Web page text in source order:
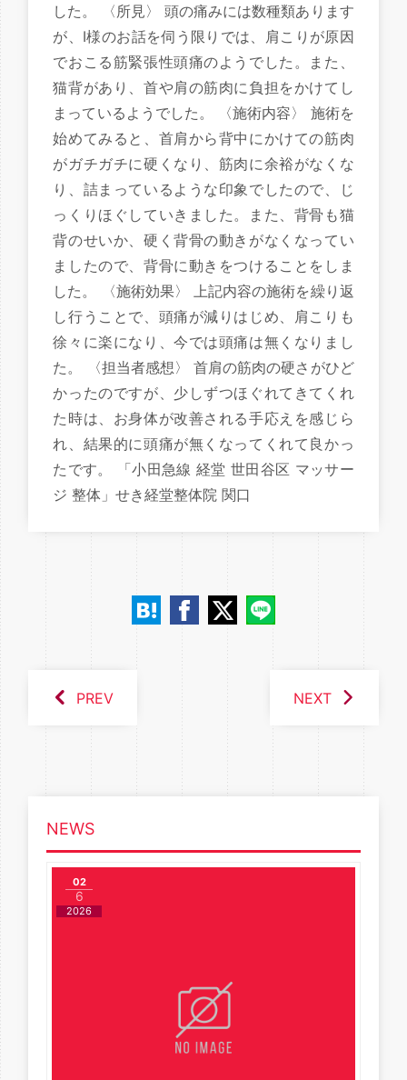
した。 〈所見〉 頭の痛みには数種類あります
が、I様のお話を伺う限りでは、肩こりが原因
でおこる筋緊張性頭痛のようでした。また、
猫背があり、首や肩の筋肉に負担をかけてし
まっているようでした。 〈施術内容〉 施術を
始めてみると、首肩から背中にかけての筋肉
がガチガチに硬くなり、筋肉に余裕がなくな
り、詰まっているような印象でしたので、じ
っくりほぐしていきました。また、背骨も猫
背のせいか、硬く背骨の動きがなくなってい
ましたので、背骨に動きをつけることをしま
した。 〈施術効果〉 上記内容の施術を繰り返
し行うことで、頭痛が減りはじめ、肩こりも
徐々に楽になり、今では頭痛は無くなりまし
た。 〈担当者感想〉 首肩の筋肉の硬さがひど
かったのですが、少しずつほぐれてきてくれ
た時は、お身体が改善される手応えを感じら
れ、結果的に頭痛が無くなってくれて良かっ
たです。 「小田急線 経堂 世田谷区 マッサー
ジ 整体」せき経堂整体院 関口
PREV NEXT
NEWS
02
6
2026